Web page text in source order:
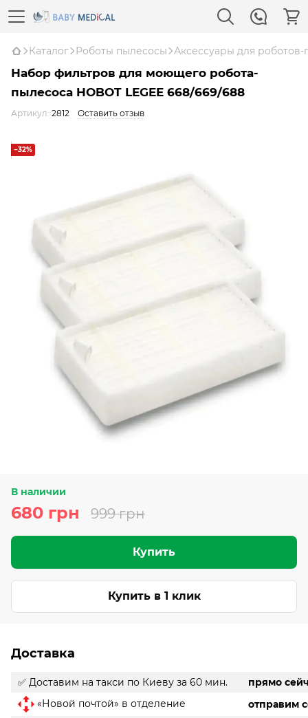
Каталог Роботы пылесосы Аксессуары для
Набор фильтров для моющего робота-
пылесоса HOBOT LEGEE 668/669/688
Артикул: 2812 Оставить отзыв
−32%
В наличии
680 грн 999 грн
Купить
Купить в 1 клик
Доставка
✅ Доставим на такси по Киеву за 60 мин.
прямо
«Новой почтой» в отделение
отправим